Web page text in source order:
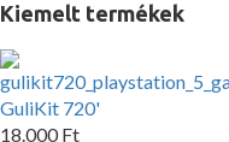
Kiemelt termékek
GuliKit 720'
18.000 Ft